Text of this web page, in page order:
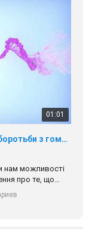
01:01
17 травня IDAHO. Міжнародний день боротьби з гомофобією трансфобією і біфобія.
нам можливості
про те, що
зустрінеться, ми
рівності та
підрозділи